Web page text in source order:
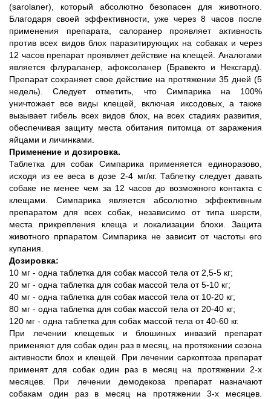
(sarolaner), который абсолютно безопасен для животного.
Благодаря своей эффективности, уже через 8 часов после
применения препарата, салоранер проявляет активность
против всех видов блох паразитирующих на собаках и через
12 часов препарат проявляет действие на клещей. Аналогами
является флураланер, афоксоланер (Бравекто и Нексгард).
Препарат сохраняет свое действие на протяжении 35 дней (5
недель). Следует отметить, что Симпарика на 100%
уничтожает все виды клещей, включая иксодовых, а также
вызывает гибель всех видов блох, на всех стадиях развития,
обеспечивая защиту места обитания питомца от заражения
яйцами и личинками.
Применение и дозировка.
Таблетка для собак Симпарика применяется единоразово,
исходя из ее веса в дозе 2-4 мг/кг. Таблетку следует давать
собаке не менее чем за 12 часов до возможного контакта с
клещами. Симпарика является абсолютно эффективным
препаратом для всех собак, независимо от типа шерсти,
места прикрепления клеща и локализации блохи. Защита
животного прпаратом Симпарика не зависит от частоты его
купания.
Дозировка:
10 мг - одна таблетка для собак массой тела от 2,5-5 кг;
20 мг - одна таблетка для собак массой тела от 5-10 кг;
40 мг - одна таблетка для собак массой тела от 10-20 кг;
80 мг - одна таблетка для собак массой тела от 20-40 кг;
120 мг - одна таблетка для собак массой тела от 40-60 кг.
При лечении клещевых и блошиных инвазий препарат
применяют для собак один раз в месяц, на протяжении сезона
активности блох и клещей. При лечении саркоптоза препарат
применят для собак один раз в месяц на протяжении 2-х
месяцев. При лечении демодекоза препарат назначают
собакам один раз в месяц на протяжении 3-х месяцев.